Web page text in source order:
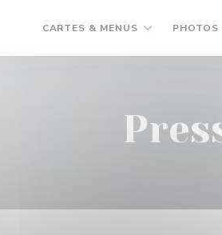
CARTES & MENUS PHOTOS